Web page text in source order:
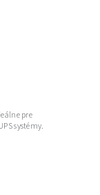
pre
systémy.